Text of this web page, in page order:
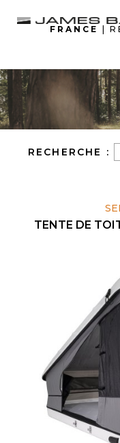
FRANCE |
RECHERCHE :
TENTE DE